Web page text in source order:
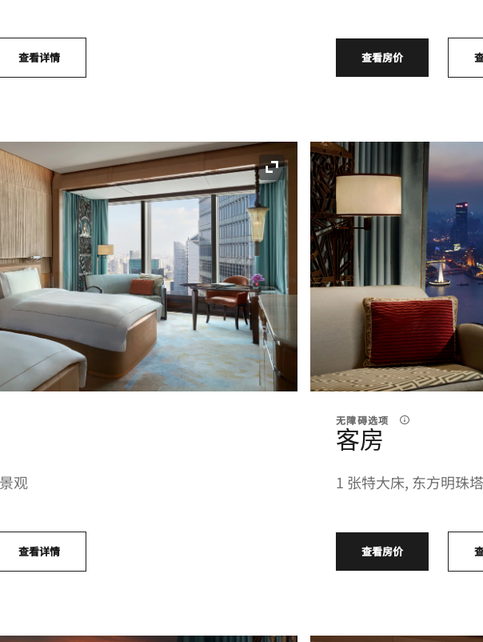
查看详情 查看房价
展开图标
观
查看详情
无障碍选项
客房
1 张特大床, 东方明珠
查看房价